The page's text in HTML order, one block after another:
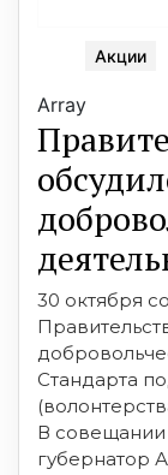
Акции
Array
30 октября
Стандарта
В совещании
губернатор